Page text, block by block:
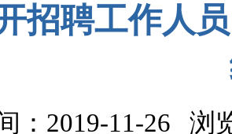
招聘工作人
：2019-11-26 浏